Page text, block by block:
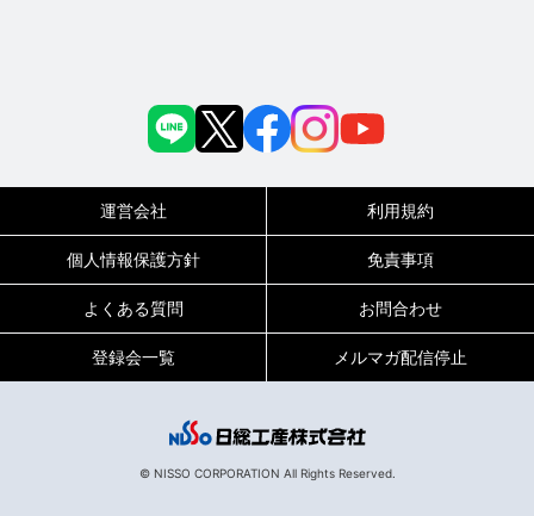
運営会社 利用規約
個人情報保護方針 免責事項
よくある質問 お問合わせ
登録会一覧 メルマガ配信停止
© NISSO CORPORATION All Rights Reserved.